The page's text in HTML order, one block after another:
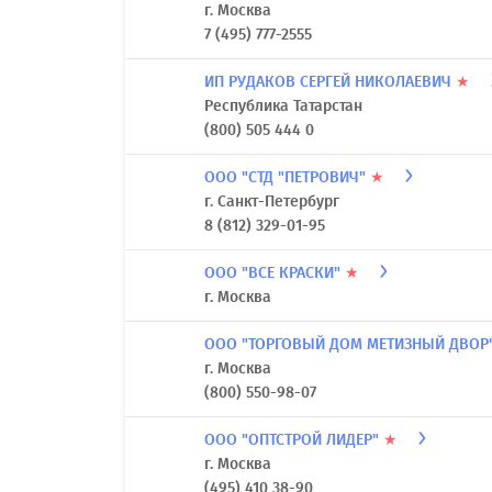
г. Москва
7 (495) 777-2555
ИП РУДАКОВ СЕРГЕЙ НИКОЛАЕВИЧ ★
Республика Татарстан
(800) 505 444 0
ООО "СТД "ПЕТРОВИЧ" ★
г. Санкт-Петербург
8 (812) 329-01-95
ООО "ВСЕ КРАСКИ" ★
г. Москва
ООО "ТОРГОВЫЙ ДОМ МЕТИЗНЫЙ
г. Москва
(800) 550-98-07
ООО "ОПТСТРОЙ ЛИДЕР" ★
г. Москва